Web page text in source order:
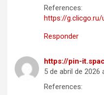
References:
https://
Responder
https://pin-
5 de abril de 2026
References: